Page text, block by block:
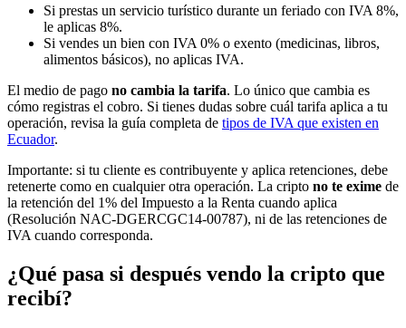
Si prestas un servicio turístico durante un feriado con IVA 8%,
le aplicas 8%.
Si vendes un bien con IVA 0% o exento (medicinas, libros,
alimentos básicos), no aplicas IVA.
El medio de pago no cambia la tarifa. Lo único que cambia es
cómo registras el cobro. Si tienes dudas sobre cuál tarifa aplica a tu
operación, revisa la guía completa de tipos de IVA que existen en
Ecuador.
Importante: si tu cliente es contribuyente y aplica retenciones, debe
retenerte como en cualquier otra operación. La cripto no te exime de
la retención del 1% del Impuesto a la Renta cuando aplica
(Resolución NAC-DGERCGC14-00787), ni de las retenciones de
IVA cuando corresponda.
¿Qué pasa si después vendo la cripto que
recibí?